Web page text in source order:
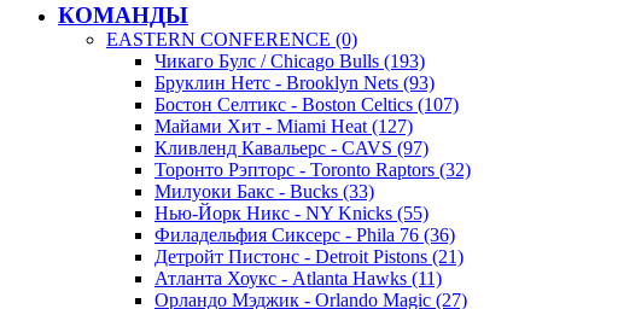
КОМАНДЫ
EASTERN CONFERENCE (0)
Чикаго Булс / Chicago Bulls (193)
Бруклин Нетс - Brooklyn Nets (93)
Бостон Селтикс - Boston Celtics (107)
Майами Хит - Miami Heat (127)
Кливленд Кавальерс - CAVS (97)
Торонто Рэпторс - Toronto Raptors (32)
Милуоки Бакс - Bucks (33)
Нью-Йорк Никс - NY Knicks (55)
Филадельфия Сиксерс - Phila 76 (36)
Детройт Пистонс - Detroit Pistons (21)
Атланта Хоукс - Atlanta Hawks (11)
Орландо Мэджик - Orlando Magic (27)